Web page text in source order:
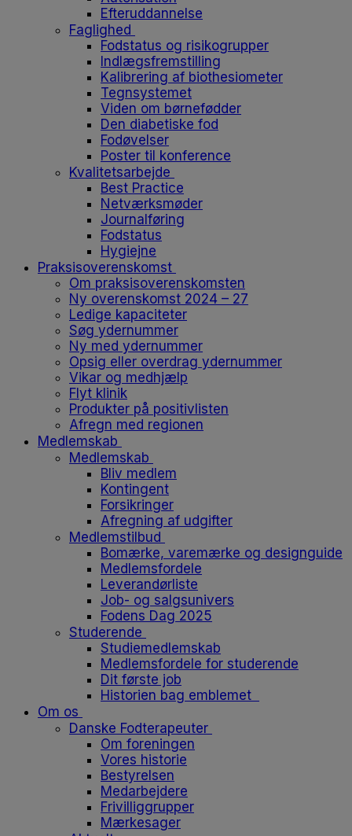
Efteruddannelse
Faglighed
Fodstatus og risikogrupper
Indlægsfremstilling
Kalibrering af biothesiometer
Tegnsystemet
Viden om børnefødder
Den diabetiske fod
Fodøvelser
Poster til konference
Kvalitetsarbejde
Best Practice
Netværksmøder
Journalføring
Fodstatus
Hygiejne
Praksisoverenskomst
Om praksisoverenskomsten
Ny overenskomst 2024 – 27
Ledige kapaciteter
Søg ydernummer
Ny med ydernummer
Opsig eller overdrag ydernummer
Vikar og medhjælp
Flyt klinik
Produkter på positivlisten
Afregn med regionen
Medlemskab
Medlemskab
Bliv medlem
Kontingent
Forsikringer
Afregning af udgifter
Medlemstilbud
Bomærke, varemærke og designguide
Medlemsfordele
Leverandørliste
Job- og salgsunivers
Fodens Dag 2025
Studerende
Studiemedlemskab
Medlemsfordele for studerende
Dit første job
Historien bag emblemet
Om os
Danske Fodterapeuter
Om foreningen
Vores historie
Bestyrelsen
Medarbejdere
Frivilliggrupper
Mærkesager